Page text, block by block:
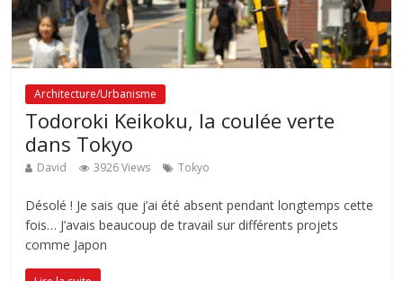
Architecture/Urbanisme
Todoroki Keikoku, la coulée verte
dans Tokyo
David 3926 Views Tokyo
Désolé ! Je sais que j’ai été absent pendant longtemps cette
fois… J’avais beaucoup de travail sur différents projets
comme Japon